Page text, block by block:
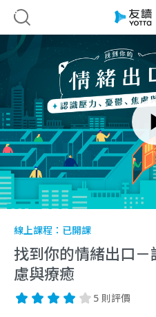
線上課程： 已開課
找到你的情緒出口
慮與療癒
5 則評價